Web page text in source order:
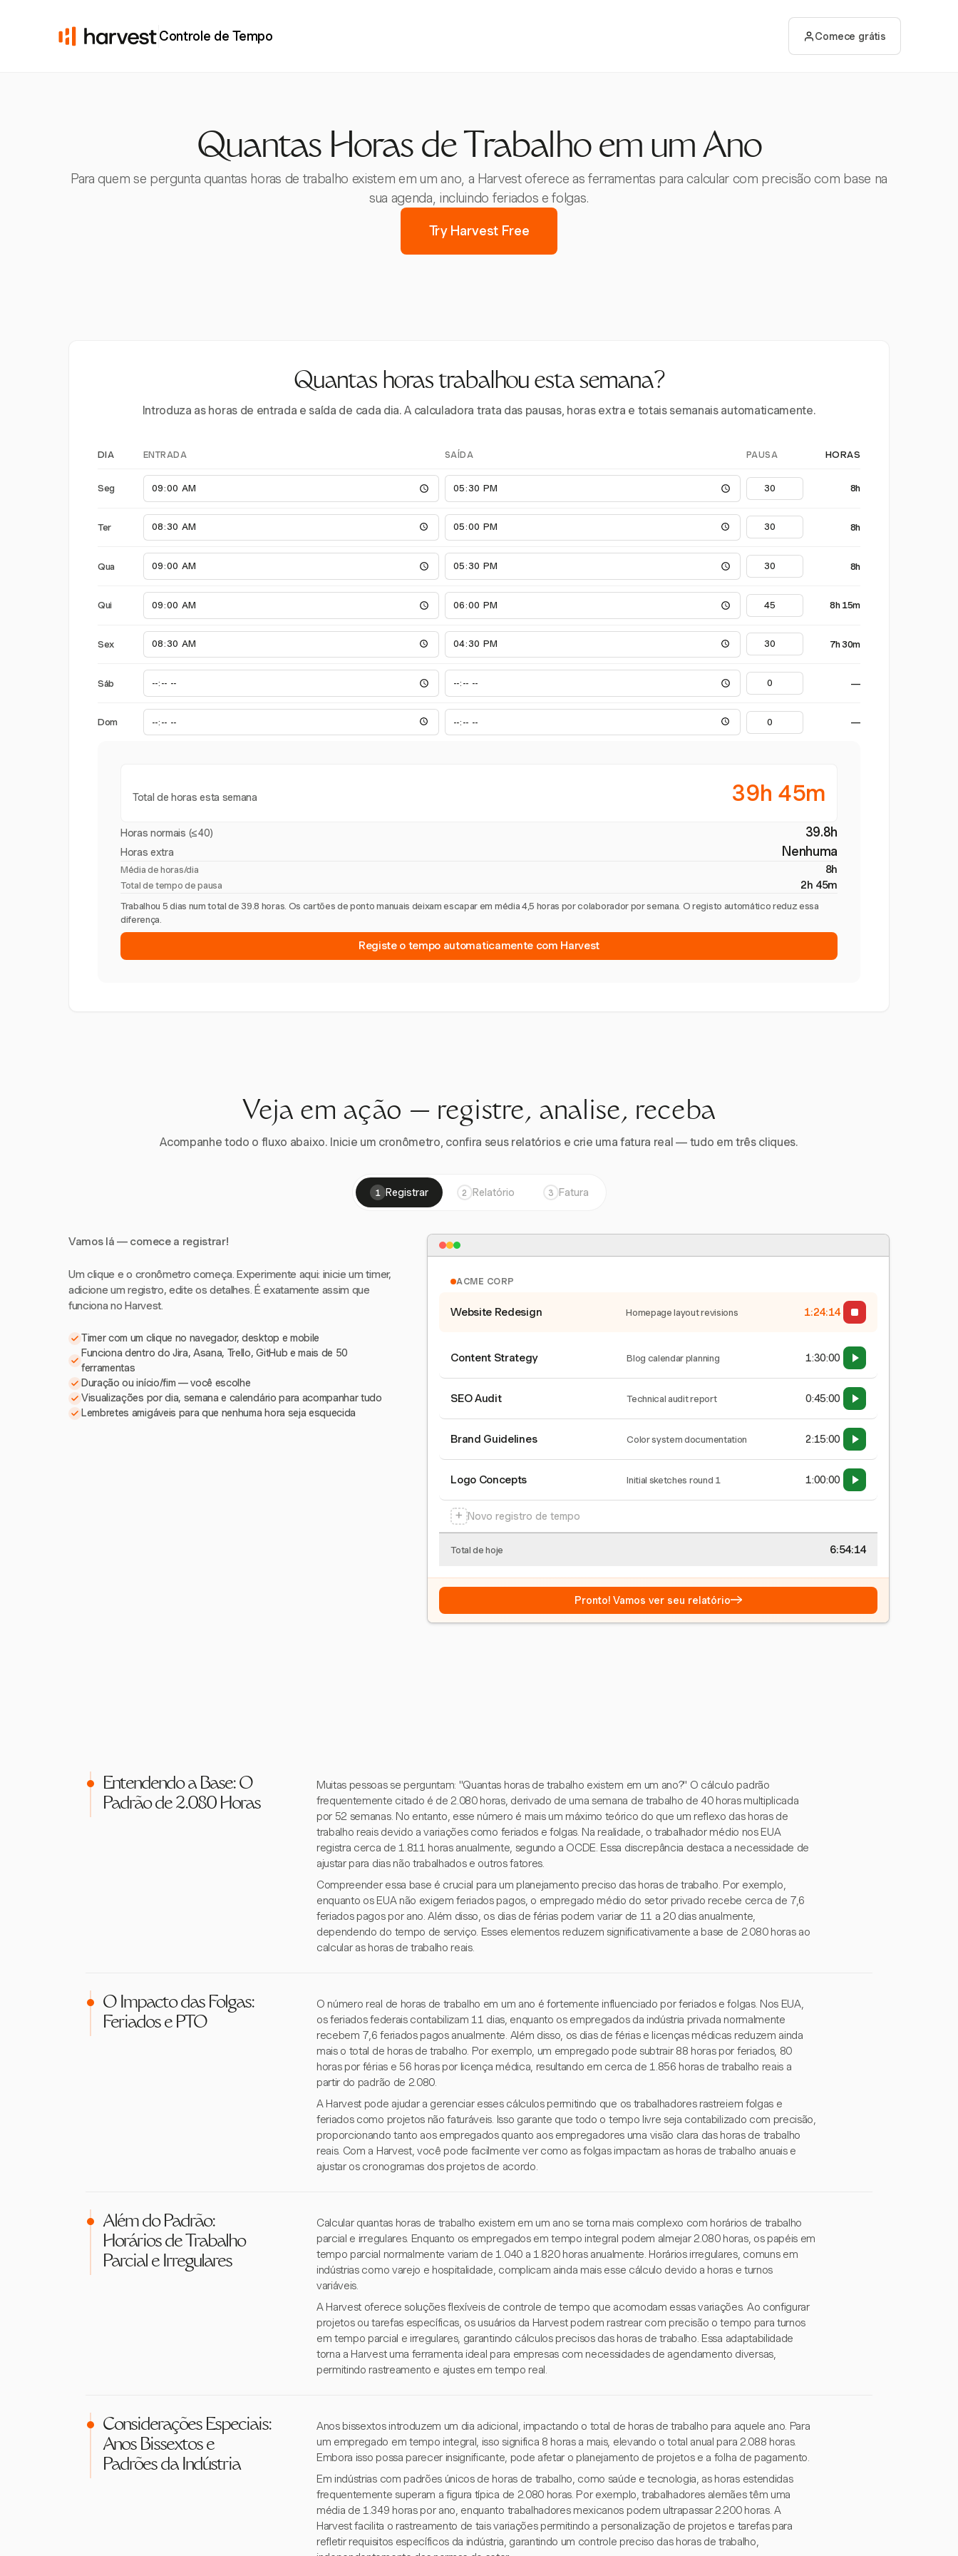
Controle de Tempo Comece grátis
Quantas Horas de Trabalho em um Ano
Para quem se pergunta quantas horas de trabalho existem em um ano, a Harvest oferece as ferramentas para calcular com precisão com base na
sua agenda, incluindo feriados e folgas.
Try Harvest Free
Quantas horas trabalhou esta semana?
Introduza as horas de entrada e saída de cada dia. A calculadora trata das pausas, horas extra e totais semanais automaticamente.
DIA ENTRADA SAÍDA PAUSA HORAS
Seg 8h
Ter 8h
Qua 8h
Qui 8h 15m
Sex 7h 30m
Sáb —
Dom —
Total de horas esta semana 39h 45m
Horas normais (≤40) 39.8h
Horas extra Nenhuma
Média de horas/dia 8h
Total de tempo de pausa 2h 45m
Trabalhou 5 dias num total de 39.8 horas. Os cartões de ponto manuais deixam escapar em média 4,5 horas por colaborador por semana. O registo automático reduz essa
diferença.
Registe o tempo automaticamente com Harvest
Veja em ação — registre, analise, receba
Acompanhe todo o fluxo abaixo. Inicie um cronômetro, confira seus relatórios e crie uma fatura real — tudo em três cliques.
1 Registrar 2 Relatório 3 Fatura
Vamos lá — comece a registrar!
Um clique e o cronômetro começa. Experimente aqui: inicie um timer,
adicione um registro, edite os detalhes. É exatamente assim que
funciona no Harvest.
Timer com um clique no navegador, desktop e mobile
Funciona dentro do Jira, Asana, Trello, GitHub e mais de 50
ferramentas
Duração ou início/fim — você escolhe
Visualizações por dia, semana e calendário para acompanhar tudo
Lembretes amigáveis para que nenhuma hora seja esquecida
ACME CORP
Website Redesign Homepage layout revisions 1:24:15
Content Strategy Blog calendar planning 1:30:00
SEO Audit Technical audit report 0:45:00
Brand Guidelines Color system documentation 2:15:00
Logo Concepts Initial sketches round 1 1:00:00
+ Novo registro de tempo
Total de hoje 6:54:15
Pronto! Vamos ver seu relatório→
Entendendo a Base: O
Padrão de 2.080 Horas
Muitas pessoas se perguntam: "Quantas horas de trabalho existem em um ano?" O cálculo padrão
frequentemente citado é de 2.080 horas, derivado de uma semana de trabalho de 40 horas multiplicada
por 52 semanas. No entanto, esse número é mais um máximo teórico do que um reflexo das horas de
trabalho reais devido a variações como feriados e folgas. Na realidade, o trabalhador médio nos EUA
registra cerca de 1.811 horas anualmente, segundo a OCDE. Essa discrepância destaca a necessidade de
ajustar para dias não trabalhados e outros fatores.
Compreender essa base é crucial para um planejamento preciso das horas de trabalho. Por exemplo,
enquanto os EUA não exigem feriados pagos, o empregado médio do setor privado recebe cerca de 7,6
feriados pagos por ano. Além disso, os dias de férias podem variar de 11 a 20 dias anualmente,
dependendo do tempo de serviço. Esses elementos reduzem significativamente a base de 2.080 horas ao
calcular as horas de trabalho reais.
O Impacto das Folgas:
Feriados e PTO
O número real de horas de trabalho em um ano é fortemente influenciado por feriados e folgas. Nos EUA,
os feriados federais contabilizam 11 dias, enquanto os empregados da indústria privada normalmente
recebem 7,6 feriados pagos anualmente. Além disso, os dias de férias e licenças médicas reduzem ainda
mais o total de horas de trabalho. Por exemplo, um empregado pode subtrair 88 horas por feriados, 80
horas por férias e 56 horas por licença médica, resultando em cerca de 1.856 horas de trabalho reais a
partir do padrão de 2.080.
A Harvest pode ajudar a gerenciar esses cálculos permitindo que os trabalhadores rastreiem folgas e
feriados como projetos não faturáveis. Isso garante que todo o tempo livre seja contabilizado com precisão,
proporcionando tanto aos empregados quanto aos empregadores uma visão clara das horas de trabalho
reais. Com a Harvest, você pode facilmente ver como as folgas impactam as horas de trabalho anuais e
ajustar os cronogramas dos projetos de acordo.
Além do Padrão:
Horários de Trabalho
Parcial e Irregulares
Calcular quantas horas de trabalho existem em um ano se torna mais complexo com horários de trabalho
parcial e irregulares. Enquanto os empregados em tempo integral podem almejar 2.080 horas, os papéis em
tempo parcial normalmente variam de 1.040 a 1.820 horas anualmente. Horários irregulares, comuns em
indústrias como varejo e hospitalidade, complicam ainda mais esse cálculo devido a horas e turnos
variáveis.
A Harvest oferece soluções flexíveis de controle de tempo que acomodam essas variações. Ao configurar
projetos ou tarefas específicas, os usuários da Harvest podem rastrear com precisão o tempo para turnos
em tempo parcial e irregulares, garantindo cálculos precisos das horas de trabalho. Essa adaptabilidade
torna a Harvest uma ferramenta ideal para empresas com necessidades de agendamento diversas,
permitindo rastreamento e ajustes em tempo real.
Considerações Especiais:
Anos Bissextos e
Padrões da Indústria
Anos bissextos introduzem um dia adicional, impactando o total de horas de trabalho para aquele ano. Para
um empregado em tempo integral, isso significa 8 horas a mais, elevando o total anual para 2.088 horas.
Embora isso possa parecer insignificante, pode afetar o planejamento de projetos e a folha de pagamento.
Em indústrias com padrões únicos de horas de trabalho, como saúde e tecnologia, as horas estendidas
frequentemente superam a figura típica de 2.080 horas. Por exemplo, trabalhadores alemães têm uma
média de 1.349 horas por ano, enquanto trabalhadores mexicanos podem ultrapassar 2.200 horas. A
Harvest facilita o rastreamento de tais variações permitindo a personalização de projetos e tarefas para
refletir requisitos específicos da indústria, garantindo um controle preciso das horas de trabalho,